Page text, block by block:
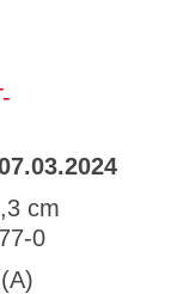
cm
0